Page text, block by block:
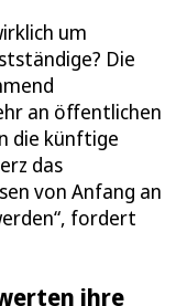
um
Die
an öffentlichen
die künftige
das
von Anfang an
fordert
ihre